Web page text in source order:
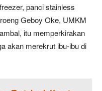
panci stainless
Geboy Oke, UMKM
itu memperkirakan
akan merekrut ibu-ibu di